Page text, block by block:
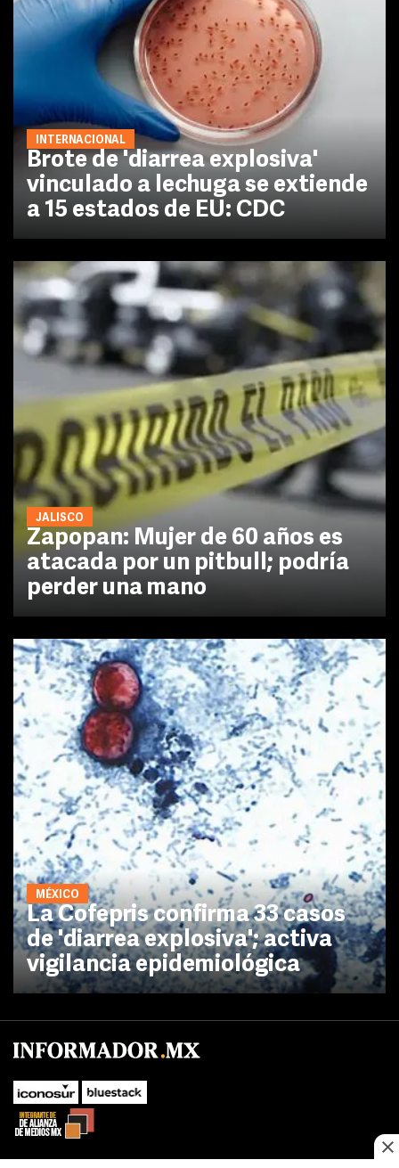
INTERNACIONAL
Brote de 'diarrea explosiva'
vinculado a lechuga se extiende
a 15 estados de EU: CDC
JALISCO
Zapopan: Mujer de 60 años es
atacada por un pitbull; podría
perder una mano
MÉXICO
La Cofepris confirma 33 casos
de 'diarrea explosiva'; activa
vigilancia epidemiológica